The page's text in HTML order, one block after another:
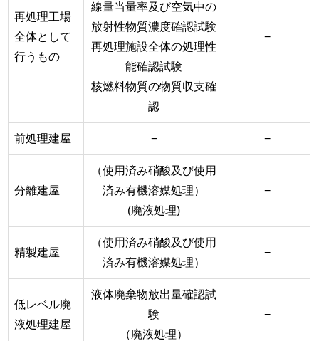
再処理工場
全体として
行うもの
線量当量率及び空気中の
放射性物質濃度確認試験
再処理施設全体の処理性
能確認試験
核燃料物質の物質収支確
認
−
前処理建屋 − −
分離建屋
（使用済み硝酸及び使用
済み有機溶媒処理）
(廃液処理)
−
精製建屋
（使用済み硝酸及び使用
済み有機溶媒処理）
−
低レベル廃
液処理建屋
液体廃棄物放出量確認試
験
（廃液処理）
−